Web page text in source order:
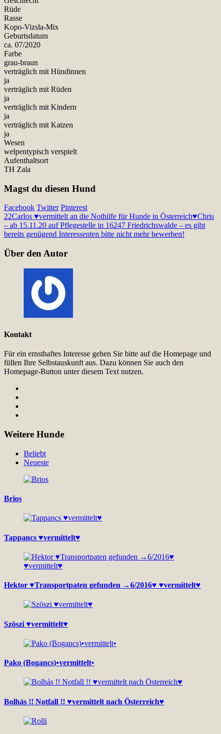
Rüde
Rasse
Kopo-Vizsla-Mix
Geburtsdatum
ca. 07/2020
Farbe
grau-braun
verträglich mit Hündinnen
ja
verträglich mit Rüden
ja
verträglich mit Kindern
ja
verträglich mit Katzen
ja
Wesen
welpentypisch verspielt
Aufenthaltsort
TH Zala
Magst du diesen Hund
Facebook Twitter Pinterest
22Carlos ♥vermittelt an die Nothilfe für Hunde in Österreich♥Chris
– ab 15.11.20 auf Pflegestelle in 16247 Friedrichswalde – es gibt
bereits genügend Interessenten bitte nicht mehr bewerben!
Über den Autor
Kontakt
Für ein ernsthaftes Interesse gehen Sie bitte auf die Homepage und
füllen Ihre Selbstauskunft aus. Dazu können Sie auch den
Homepage-Button unter diesem Text nutzen.
Weitere Hunde
Beliebt
Neueste
Brios
Tappancs ♥vermittelt♥
Hektor ♥Transportpaten gefunden →6/2016♥ ♥vermittelt♥
Szöszi ♥vermittelt♥
Pako (Bogancs)•vermittelt•
Bolhás !! Notfall !! ♥vermittelt nach Österreich♥